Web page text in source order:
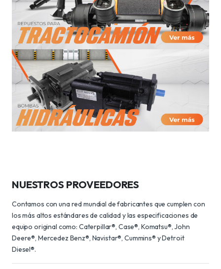
NUESTROS PROVEEDORES
Contamos con una red mundial de fabricantes que cumplen con
los más altos estándares de calidad y las especificaciones de
equipo original como: Caterpillar®, Case®, Komatsu®, John
Deere®, Mercedez Benz®, Navistar®, Cummins® y Detroit
Diesel®.